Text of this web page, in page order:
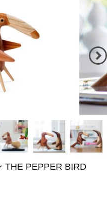
THE PEPPER BIRD